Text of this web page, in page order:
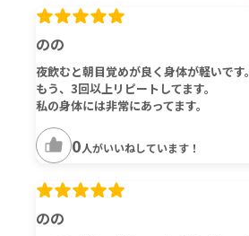
のの
夜飲むと朝目覚めが良く身体が軽いです。
もう、3回以上リピートしてます。
私の身体には非常にあってます。
0人がいいねしています！
のの